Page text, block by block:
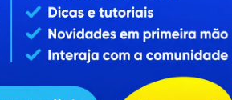
Contato
RSS